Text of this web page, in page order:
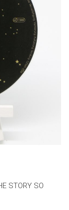
STORY SO